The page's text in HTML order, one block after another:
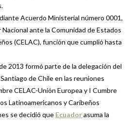
Acuerdo Ministerial número 0001,
ante la Comunidad de Estados
(CELAC), función que cumplió hasta
2013 formó parte de la delegación del
de Chile en las reuniones
CELAC-Unión Europea y I Cumbre
Latinoamericanos y Caribeños
se decidió que Ecuadorasuma la